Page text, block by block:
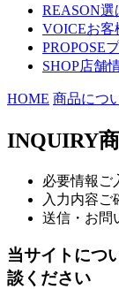
REASON選
VOICEお客
PROPOSE
SHOP店舗
HOME 商品につ
INQUIRY
必要情報ご
入力内容ご
送信・お問
当サイトにつ
談ください